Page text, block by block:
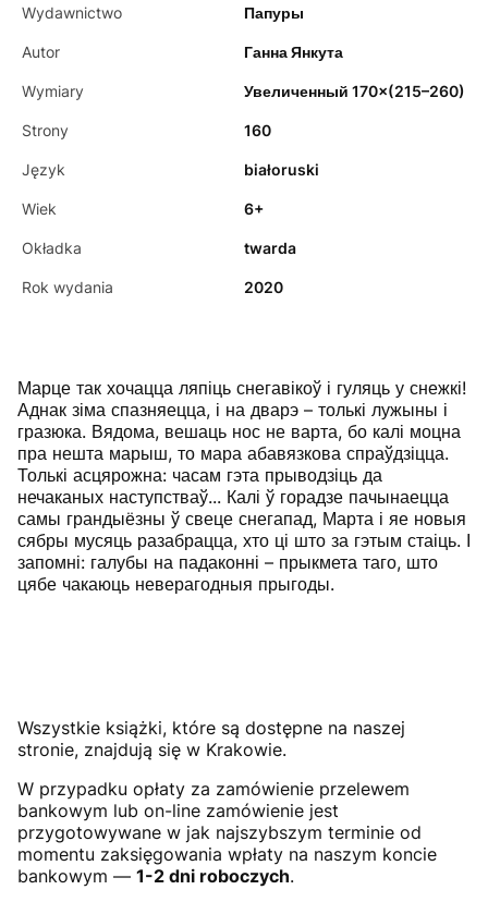
Wydawnictwo Папуры
Autor Ганна Янкута
Wymiary Увеличенный 170×(215–260)
Strony 160
Język białoruski
Wiek 6+
Okładka twarda
Rok wydania 2020
Марце так хочацца ляпіць снегавікоў і гуляць у снежкі!
Аднак зіма спазняецца, і на дварэ – толькі лужыны і
гразюка. Вядома, вешаць нос не варта, бо калі моцна
пра нешта марыш, то мара абавязкова спраўдзіцца.
Толькі асцярожна: часам гэта прыводзіць да
нечаканых наступстваў... Калі ў горадзе пачынаецца
самы грандыёзны ў свеце снегапад, Марта і яе новыя
сябры мусяць разабрацца, хто ці што за гэтым стаіць. І
запомні: галубы на падаконні – прыкмета таго, што
цябе чакаюць неверагодныя прыгоды.
Wszystkie książki, które są dostępne na naszej
stronie, znajdują się w Krakowie.
W przypadku opłaty za zamówienie przelewem
bankowym lub on-line zamówienie jest
przygotowywane w jak najszybszym terminie od
momentu zaksięgowania wpłaty na naszym koncie
bankowym — 1-2 dni roboczych.